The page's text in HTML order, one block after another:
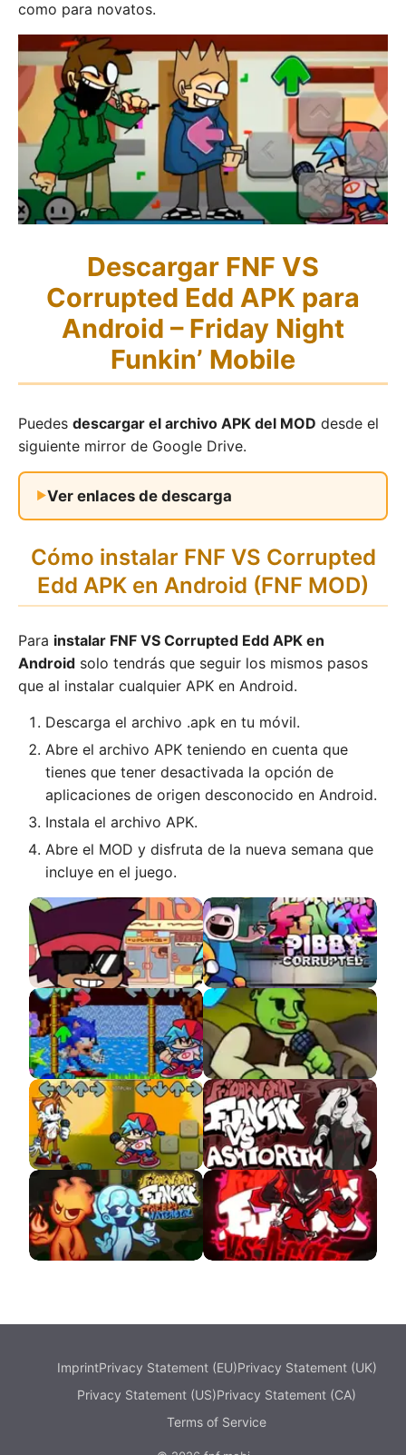
como para novatos.
Descargar FNF VS
Corrupted Edd APK para
Android – Friday Night
Funkin’ Mobile
Puedes descargar el archivo APK del MOD desde el
siguiente mirror de Google Drive.
Ver enlaces de descarga
Cómo instalar FNF VS Corrupted
Edd APK en Android (FNF MOD)
Para instalar FNF VS Corrupted Edd APK en
Android solo tendrás que seguir los mismos pasos
que al instalar cualquier APK en Android.
Descarga el archivo .apk en tu móvil.
Abre el archivo APK teniendo en cuenta que
tienes que tener desactivada la opción de
aplicaciones de origen desconocido en Android.
Instala el archivo APK.
Abre el MOD y disfruta de la nueva semana que
incluye en el juego.
FNF VS OK KO Pibby Corrupted
VS Dorkly Sonic VS Shrek APK
Sonic.ERR VS Ashtoreth APK
ImprintPrivacy Statement (EU)Privacy Statement (UK)
Privacy Statement (US)Privacy Statement (CA)
Terms of Service